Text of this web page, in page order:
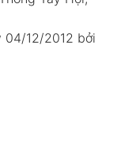
04/12/2012 bởi